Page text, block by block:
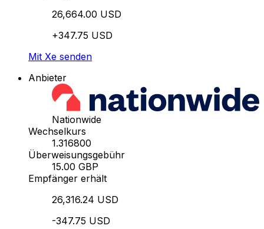
26,664.00 USD
+347.75 USD
Mit Xe senden
Anbieter
Nationwide
Wechselkurs
1.316800
Überweisungsgebühr
15.00 GBP
Empfänger erhält
26,316.24 USD
-347.75 USD